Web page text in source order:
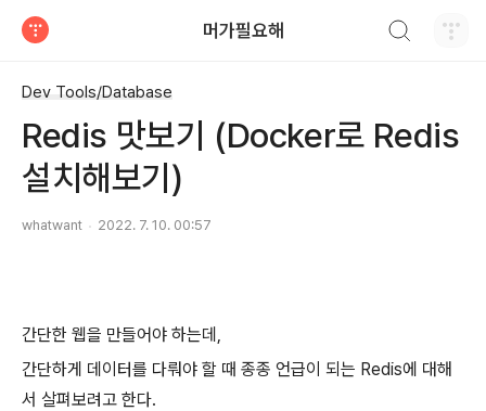
머가필요해
Dev Tools/Database
Redis 맛보기 (Docker로 Redis
설치해보기)
whatwant 2022. 7. 10. 00:57
간단한 웹을 만들어야 하는데,
간단하게 데이터를 다뤄야 할 때 종종 언급이 되는 Redis에 대해
서 살펴보려고 한다.